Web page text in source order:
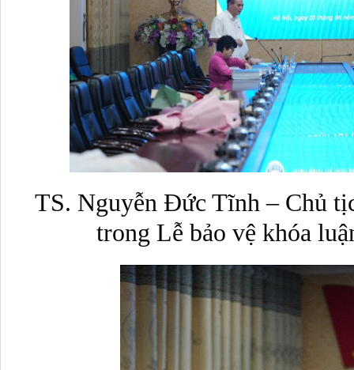
TS. Nguyễn Đức Tĩnh – Chủ
trong Lễ bảo vệ khóa